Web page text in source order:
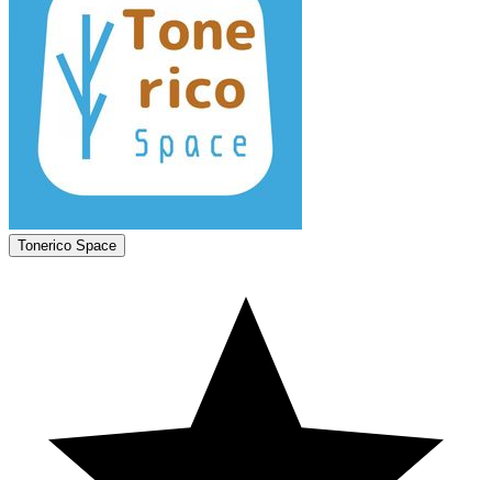
Tonerico Space